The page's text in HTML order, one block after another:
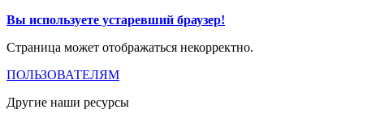
Вы используете устаревший браузер!
Страница может отображаться некорректно.
ПОЛЬЗОВАТЕЛЯМ
Другие наши ресурсы